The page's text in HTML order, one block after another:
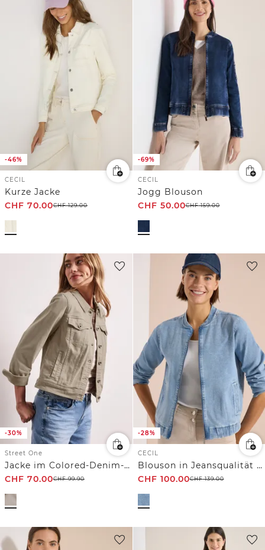
-46%
CECIL
Kurze Jacke
CHF 70.00CHF129.00
-69%
CECIL
Jogg Blouson
CHF 50.00CHF159.00
-30%
Street One
Jacke im Colored-Denim-Look mit Taschen
CHF 70.00CHF99.90
-28%
CECIL
Blouson in Jeansqualität mit Zipper
CHF 100.00CHF139.00